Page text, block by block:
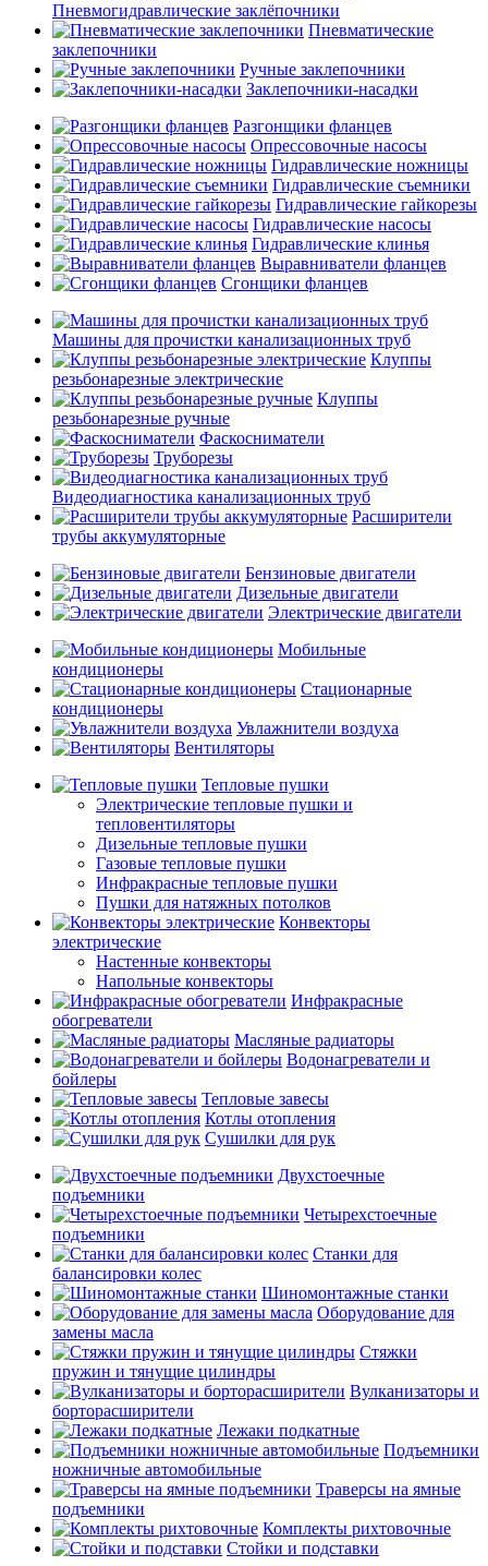
Пневмогидравлические заклёпочники
Пневматические
заклепочники
Ручные заклепочники
Заклепочники-насадки
Разгонщики фланцев
Опрессовочные насосы
Гидравлические ножницы
Гидравлические съемники
Гидравлические гайкорезы
Гидравлические насосы
Гидравлические клинья
Выравниватели фланцев
Сгонщики фланцев
Машины для прочистки канализационных труб
Клуппы
резьбонарезные электрические
Клуппы
резьбонарезные ручные
Фаскосниматели
Труборезы
Видеодиагностика канализационных труб
Расширители
трубы аккумуляторные
Бензиновые двигатели
Дизельные двигатели
Электрические двигатели
Мобильные
кондиционеры
Стационарные
кондиционеры
Увлажнители воздуха
Вентиляторы
Тепловые пушки
Электрические тепловые пушки и
тепловентиляторы
Дизельные тепловые пушки
Газовые тепловые пушки
Инфракрасные тепловые пушки
Пушки для натяжных потолков
Конвекторы
электрические
Настенные конвекторы
Напольные конвекторы
Инфракрасные
обогреватели
Масляные радиаторы
Водонагреватели и
бойлеры
Тепловые завесы
Котлы отопления
Сушилки для рук
Двухстоечные
подъемники
Четырехстоечные
подъемники
Станки для
балансировки колес
Шиномонтажные станки
Оборудование для
замены масла
Стяжки
пружин и тянущие цилиндры
Вулканизаторы и
борторасширители
Лежаки подкатные
Подъемники
ножничные автомобильные
Траверсы на ямные
подъемники
Комплекты рихтовочные
Стойки и подставки